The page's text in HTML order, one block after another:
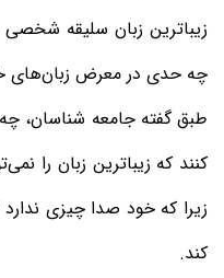
زیباترین زبان سلیقه شخصی
چه حدی در معرض زبان‌های
طبق گفته جامعه شناسان،
کنند که زیباترین زبان را
زیرا که خود صدا چیزی
کند.